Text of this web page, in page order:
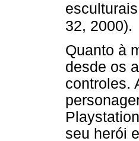
32, 2000).
Quanto à
desde os
controles.
seu herói